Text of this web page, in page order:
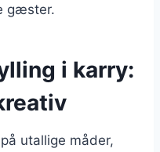
gæster.
i karry:
utallige måder,